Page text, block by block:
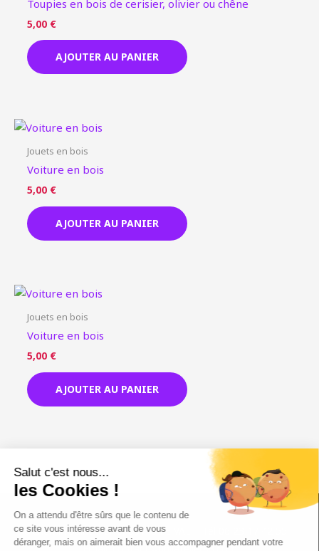
Toupies en bois de cerisier, olivier ou chêne
5,00 €
AJOUTER AU PANIER
Jouets en bois
Voiture en bois
5,00 €
AJOUTER AU PANIER
Jouets en bois
Voiture en bois
5,00 €
AJOUTER AU PANIER
6 chemin Saint Pierre, 83143 LE VAL | Tél 06 23 17 42 55 |